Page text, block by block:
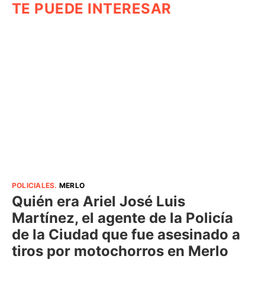
TE PUEDE INTERESAR
POLICIALES. MERLO
Quién era Ariel José Luis
Martínez, el agente de la Policía
de la Ciudad que fue asesinado a
tiros por motochorros en Merlo